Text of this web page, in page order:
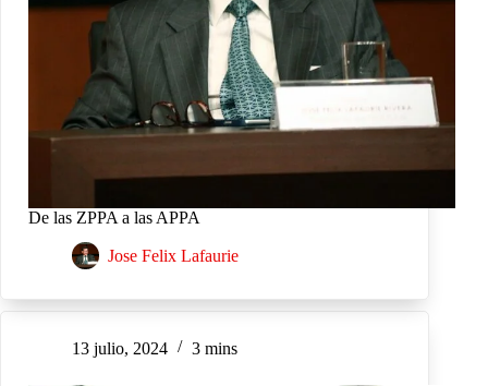
De las ZPPA a las APPA
Jose Felix Lafaurie
13 julio, 2024 3 mins